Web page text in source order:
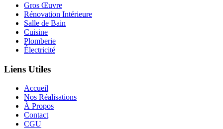
Gros Œuvre
Rénovation Intérieure
Salle de Bain
Cuisine
Plomberie
Électricité
Liens Utiles
Accueil
Nos Réalisations
À Propos
Contact
CGU